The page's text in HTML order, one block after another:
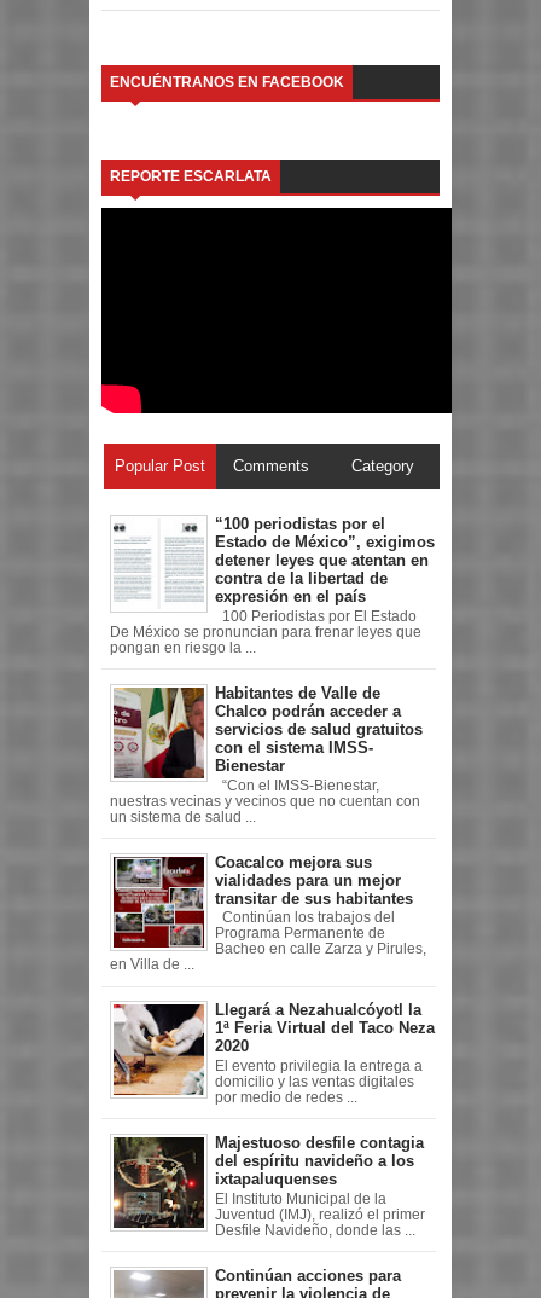
ENCUÉNTRANOS EN FACEBOOK
REPORTE ESCARLATA
Popular Post Comments Category
“100 periodistas por el
Estado de México”, exigimos
detener leyes que atentan en
contra de la libertad de
expresión en el país
100 Periodistas por El Estado
De México se pronuncian para frenar leyes que
pongan en riesgo la ...
Habitantes de Valle de
Chalco podrán acceder a
servicios de salud gratuitos
con el sistema IMSS-
Bienestar
“Con el IMSS-Bienestar,
nuestras vecinas y vecinos que no cuentan con
un sistema de salud ...
Coacalco mejora sus
vialidades para un mejor
transitar de sus habitantes
Continúan los trabajos del
Programa Permanente de
Bacheo en calle Zarza y Pirules,
en Villa de ...
Llegará a Nezahualcóyotl la
1ª Feria Virtual del Taco Neza
2020
El evento privilegia la entrega a
domicilio y las ventas digitales
por medio de redes ...
Majestuoso desfile contagia
del espíritu navideño a los
ixtapaluquenses
El Instituto Municipal de la
Juventud (IMJ), realizó el primer
Desfile Navideño, donde las ...
Continúan acciones para
prevenir la violencia de